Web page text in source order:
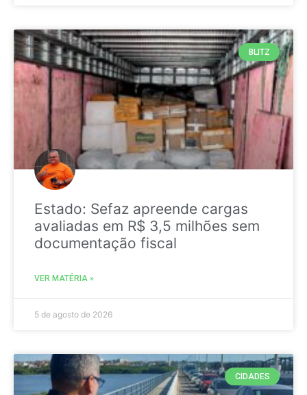
BLITZ
Estado: Sefaz apreende cargas
avaliadas em R$ 3,5 milhões sem
documentação fiscal
VER MATÉRIA »
5 de agosto de 2026
CIDADES